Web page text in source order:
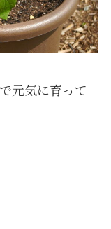
元気に育って